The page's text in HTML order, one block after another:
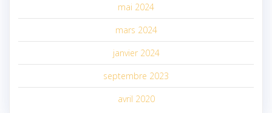
mai 2024
mars 2024
janvier 2024
septembre 2023
avril 2020